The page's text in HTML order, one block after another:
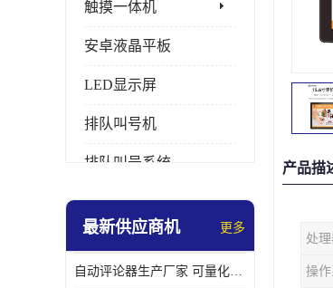
触摸一体机
安卓液晶平板
LED显示屏
排队叫号机
排队叫号系统
拼接屏
壁挂广告机
最新供应商机 更多
自动评论器生产厂家 可量化评估 适用于多种应用场景
产品描
处
操